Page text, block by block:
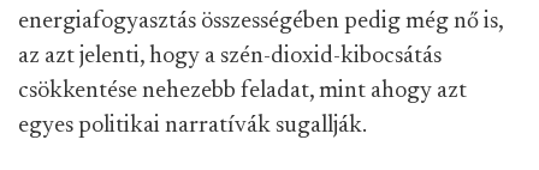
energiafogyasztás összességében pedig még nő is,
az azt jelenti, hogy a szén-dioxid-kibocsátás
csökkentése nehezebb feladat, mint ahogy azt
egyes politikai narratívák sugallják.